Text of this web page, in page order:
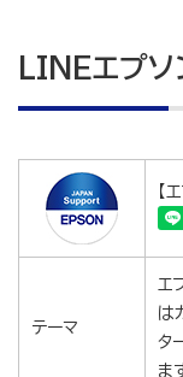
LINEエプソ
【
テーマ
エ
は
タ
ま